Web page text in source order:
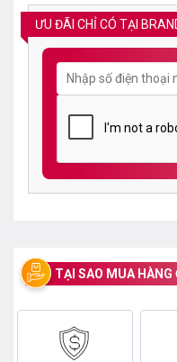
ƯU ĐÃI CHỈ CÓ TẠI
TẠI SAO MUA